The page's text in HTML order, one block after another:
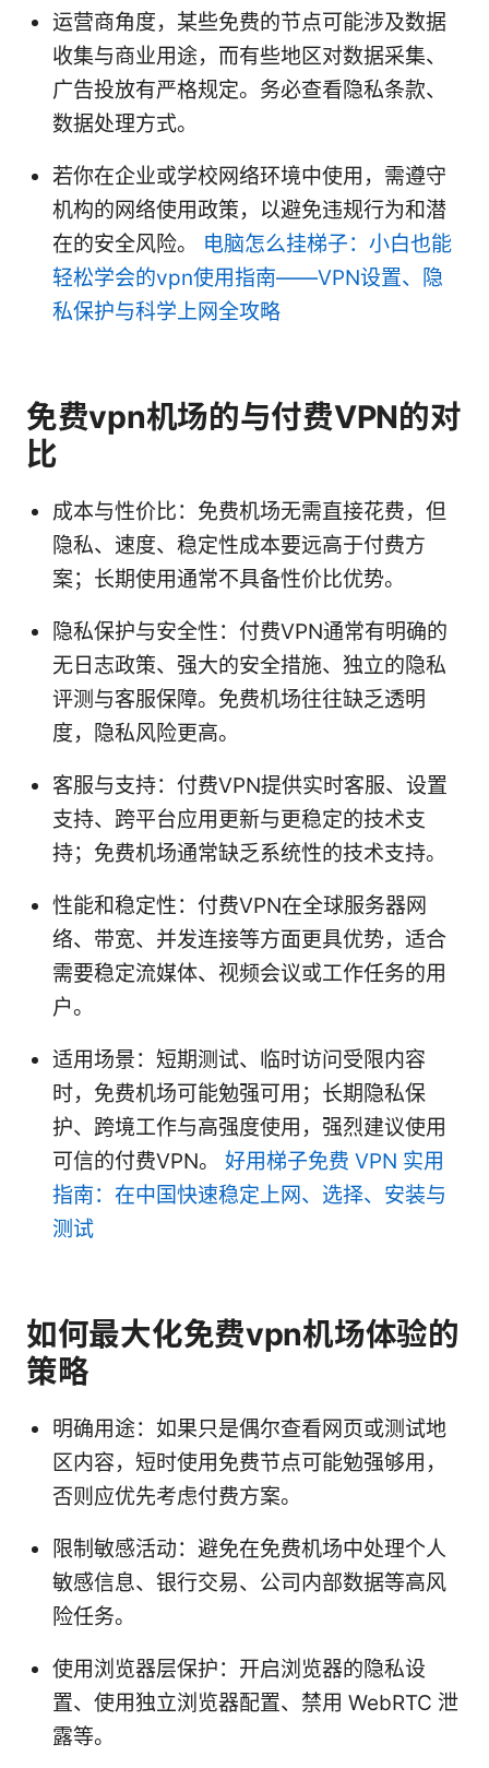
运营商角度，某些免费的节点可能涉及数据
收集与商业用途，而有些地区对数据采集、
广告投放有严格规定。务必查看隐私条款、
数据处理方式。
若你在企业或学校网络环境中使用，需遵守
机构的网络使用政策，以避免违规行为和潜
在的安全风险。 电脑怎么挂梯子：小白也能
轻松学会的vpn使用指南——VPN设置、隐
私保护与科学上网全攻略
免费vpn机场的与付费VPN的对
比
成本与性价比：免费机场无需直接花费，但
隐私、速度、稳定性成本要远高于付费方
案；长期使用通常不具备性价比优势。
隐私保护与安全性：付费VPN通常有明确的
无日志政策、强大的安全措施、独立的隐私
评测与客服保障。免费机场往往缺乏透明
度，隐私风险更高。
客服与支持：付费VPN提供实时客服、设置
支持、跨平台应用更新与更稳定的技术支
持；免费机场通常缺乏系统性的技术支持。
性能和稳定性：付费VPN在全球服务器网
络、带宽、并发连接等方面更具优势，适合
需要稳定流媒体、视频会议或工作任务的用
户。
适用场景：短期测试、临时访问受限内容
时，免费机场可能勉强可用；长期隐私保
护、跨境工作与高强度使用，强烈建议使用
可信的付费VPN。 好用梯子免费 VPN 实用
指南：在中国快速稳定上网、选择、安装与
测试
如何最大化免费vpn机场体验的
策略
明确用途：如果只是偶尔查看网页或测试地
区内容，短时使用免费节点可能勉强够用，
否则应优先考虑付费方案。
限制敏感活动：避免在免费机场中处理个人
敏感信息、银行交易、公司内部数据等高风
险任务。
使用浏览器层保护：开启浏览器的隐私设
置、使用独立浏览器配置、禁用 WebRTC 泄
露等。